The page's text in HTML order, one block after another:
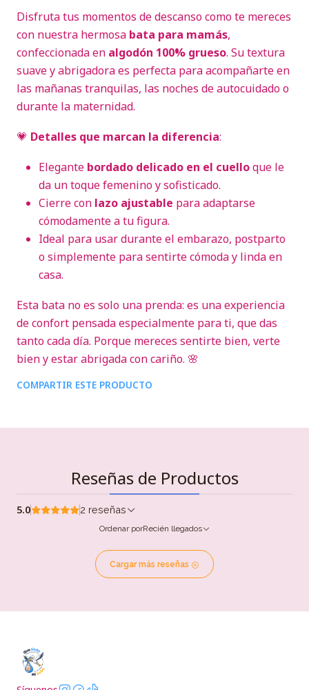
Disfruta tus momentos de descanso como te mereces
con nuestra hermosa bata para mamás,
confeccionada en algodón 100% grueso. Su textura
suave y abrigadora es perfecta para acompañarte en
las mañanas tranquilas, las noches de autocuidado o
durante la maternidad.
💗 Detalles que marcan la diferencia:
Elegante bordado delicado en el cuelloque le
da un toque femenino y sofisticado.
Cierre con lazo ajustable para adaptarse
cómodamente a tu figura.
Ideal para usar durante el embarazo, postparto
o simplemente para sentirte cómoda y linda en
casa.
Esta bata no es solo una prenda: es una experiencia
de confort pensada especialmente para ti, que das
tanto cada día. Porque mereces sentirte bien, verte
bien y estar abrigada con cariño. 🌸
COMPARTIR ESTE PRODUCTO
Reseñas de Productos
5.0 2 reseñas
Ordenar porRecién llegados
Cargar más reseñas